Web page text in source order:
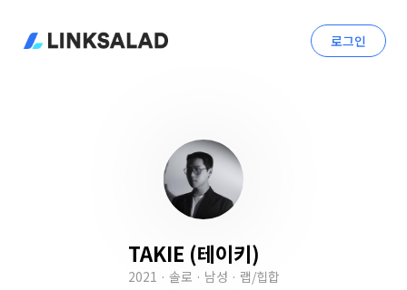
로그인
TAKIE (테이키)
2021 · 솔로 · 남성 · 랩/힙합